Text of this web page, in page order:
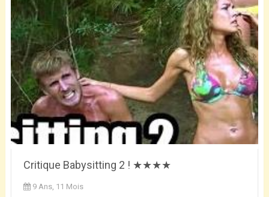
Critique Babysitting 2 ! ★★★★
9 Ans, 11 Mois